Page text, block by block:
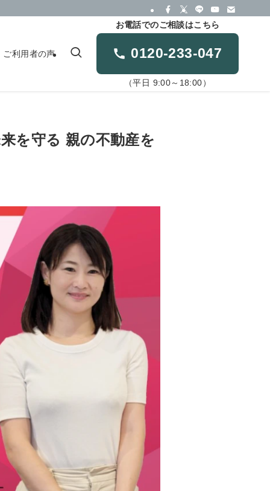
ご利用者の声
お電話でのご相談はこちら
0120-233-047
（平日 9:00～18:00）
を守る 親の不動産を